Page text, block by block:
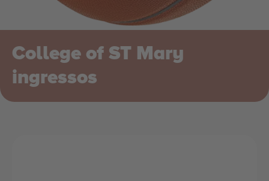
College of ST Mary
ingressos